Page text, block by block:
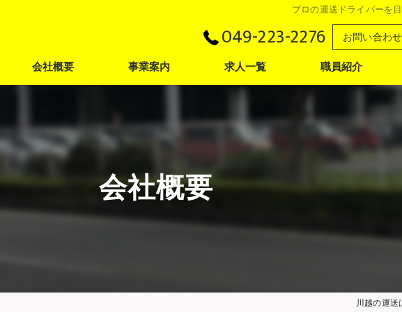
プロの運送ドライバーを
049-223-2276 お問い合わ
会社概要
ビジョン
事業案内
倉庫
流通加工
海上コンテナ輸送
求人一覧 職員紹介
会社概要
川越の運送